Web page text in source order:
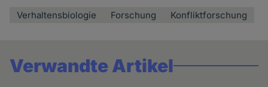
Verhaltensbiologie Forschung Konfliktforschung
Verwandte Artikel